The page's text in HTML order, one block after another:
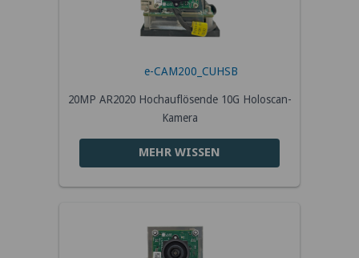
e-CAM200_CUHSB
20MP AR2020 Hochauflösende 10G Holoscan-
Kamera
MEHR WISSEN